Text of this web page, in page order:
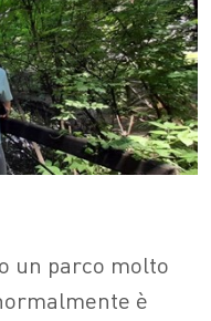
un parco molto
è